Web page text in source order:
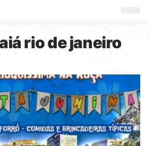
rio de janeiro